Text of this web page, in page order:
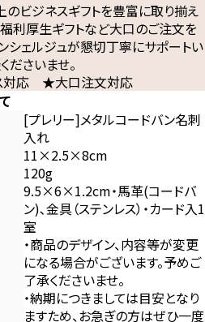
ビジネスギフトを豊富に取り揃え
福利厚生ギフトなど大口のご注文を
シェルジュが懇切丁寧にサポートい
ださいませ。
応 ★大口注文対応
[プレリー]メタルコードバン名刺
入れ
11×2.5×8cm
120g
9.5×6×1.2cm・馬革(コードバ
ン)､金具（ステンレス）・カード入1
室
・商品のデザイン、内容等が変更
になる場合がございます。予めご
了承くださいませ。
・納期につきましては目安となり
ますため、お急ぎの方はぜひ一度